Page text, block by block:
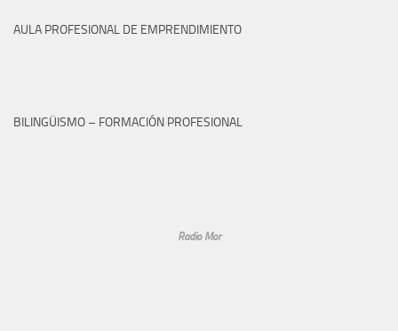
AULA PROFESIONAL DE EMPRENDIMIENTO
BILINGÜISMO – FORMACIÓN PROFESIONAL
Radio Mor